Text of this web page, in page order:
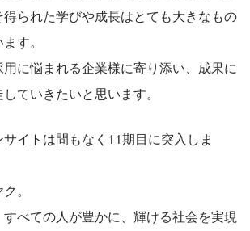
られた学びや成長はとても大きなもの
す。
に悩まれる企業様に寄り添い、成果に
ていきたいと思います。
イトは間もなく11期目に突入しま
。
べての人が豊かに、輝ける社会を実現